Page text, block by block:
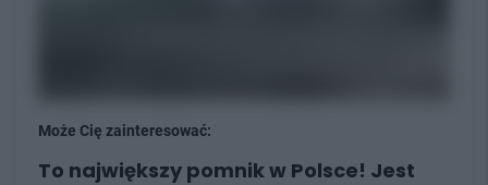
Może Cię zainteresować:
To największy pomnik w Polsce! Jest